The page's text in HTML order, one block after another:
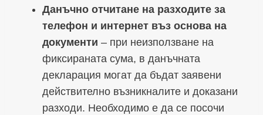
Данъчно отчитане на разходите за
телефон и интернет въз основа на
документи – при неизползване на
фиксираната сума, в данъчната
декларация могат да бъдат заявени
действително възникналите и доказани
разходи. Необходимо е да се посочи